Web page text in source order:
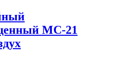
МС-21